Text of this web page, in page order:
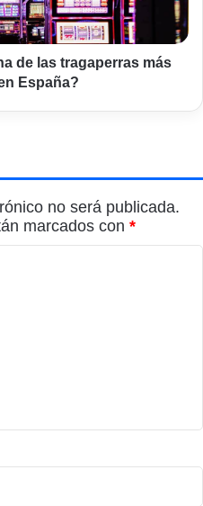
de las tragaperras más
España?
no será publicada.
marcados con *